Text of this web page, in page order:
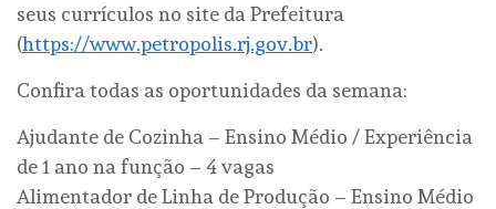
seus currículos no site da Prefeitura
(https://www.petropolis.rj.gov.br).
Confira todas as oportunidades da semana:
Ajudante de Cozinha – Ensino Médio / Experiência
de 1 ano na função – 4 vagas
Alimentador de Linha de Produção – Ensino Médio